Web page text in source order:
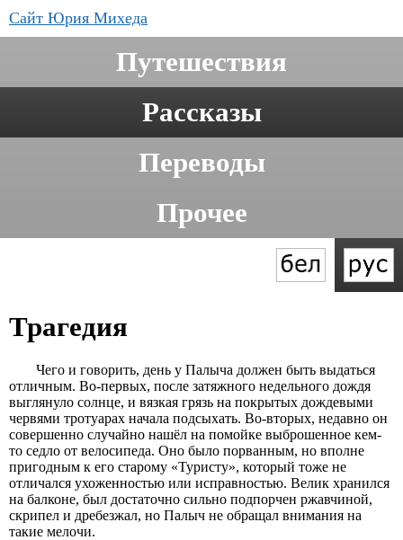
Сайт Юрия Михеда
Путешествия
Рассказы
Переводы
Прочее
Трагедия
Чего и говорить, день у Палыча должен быть выдаться
отличным. Во-первых, после затяжного недельного дождя
выглянуло солнце, и вязкая грязь на покрытых дождевыми
червями тротуарах начала подсыхать. Во-вторых, недавно он
совершенно случайно нашёл на помойке выброшенное кем-
то седло от велосипеда. Оно было порванным, но вполне
пригодным к его старому «Туристу», который тоже не
отличался ухоженностью или исправностью. Велик хранился
на балконе, был достаточно сильно подпорчен ржавчиной,
скрипел и дребезжал, но Палыч не обращал внимания на
такие мелочи.